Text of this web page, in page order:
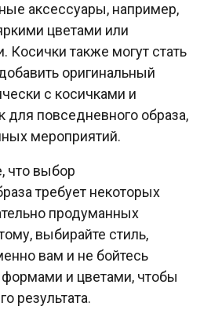
аксессуары, например,
цветами или
также могут стать
оригинальный
с косичками и
для повседневного образа,
мероприятий.
что выбор
требует некоторых
продуманных
выбирайте стиль,
вам и не бойтесь
и цветами, чтобы
результата.